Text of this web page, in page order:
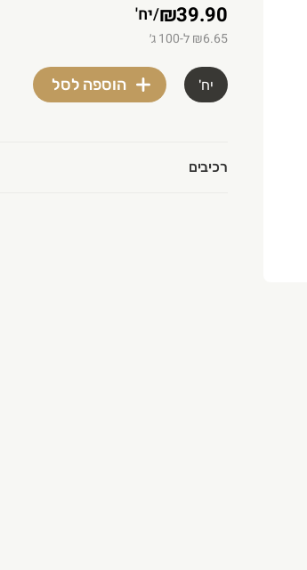
₪39.90
/יח'
₪6.65 ל-100 ג׳
יח' הוספה לסל
רכיבים